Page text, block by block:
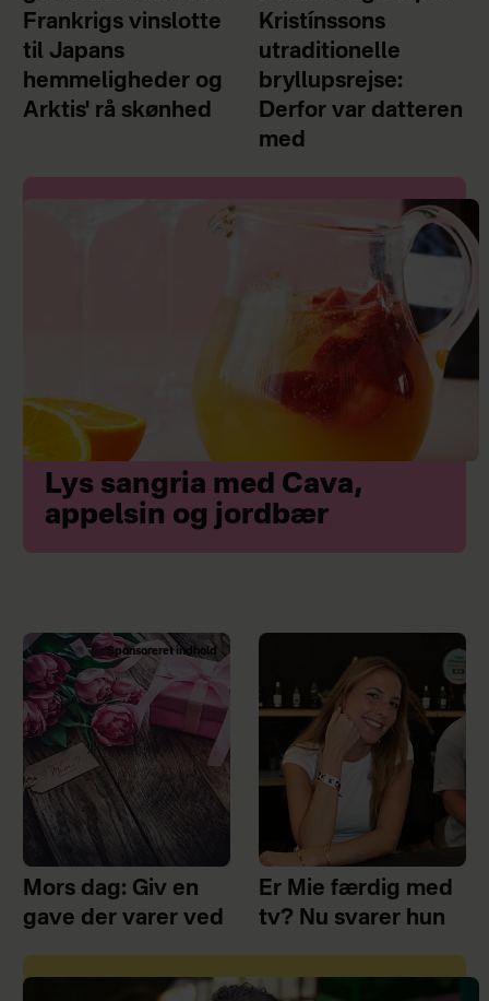
Frankrigs vinslotte
til Japans
hemmeligheder og
Arktis' rå skønhed
Kristínssons
utraditionelle
bryllupsrejse:
Derfor var datteren
med
Lys sangria med Cava,
appelsin og jordbær
Sponsoreret indhold
Mors dag: Giv en
gave der varer ved
Er Mie færdig med
tv? Nu svarer hun